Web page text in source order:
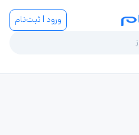
ورود | ثبت‌نام